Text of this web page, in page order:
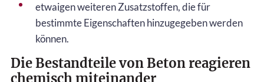
etwaigen weiteren Zusatzstoffen, die für
bestimmte Eigenschaften hinzugegeben werden
können.
Die Bestandteile von Beton reagieren
chemisch miteinander